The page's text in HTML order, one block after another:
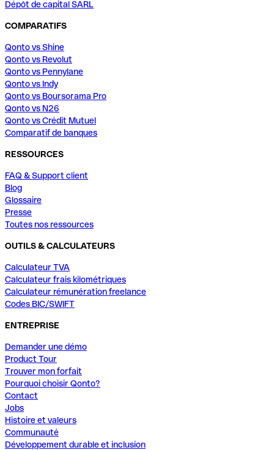
Dépôt de capital SARL
COMPARATIFS
Qonto vs Shine
Qonto vs Revolut
Qonto vs Pennylane
Qonto vs Indy
Qonto vs Boursorama Pro
Qonto vs N26
Qonto vs Crédit Mutuel
Comparatif de banques
RESSOURCES
FAQ & Support client
Blog
Glossaire
Presse
Toutes nos ressources
OUTILS & CALCULATEURS
Calculateur TVA
Calculateur frais kilométriques
Calculateur rémunération freelance
Codes BIC/SWIFT
ENTREPRISE
Demander une démo
Product Tour
Trouver mon forfait
Pourquoi choisir Qonto?
Contact
Jobs
Histoire et valeurs
Communauté
Développement durable et inclusion